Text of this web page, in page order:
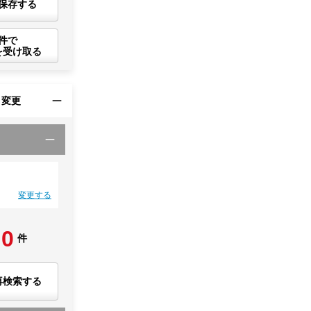
存する
で
受け取る
更
変更する
0 件
検索する